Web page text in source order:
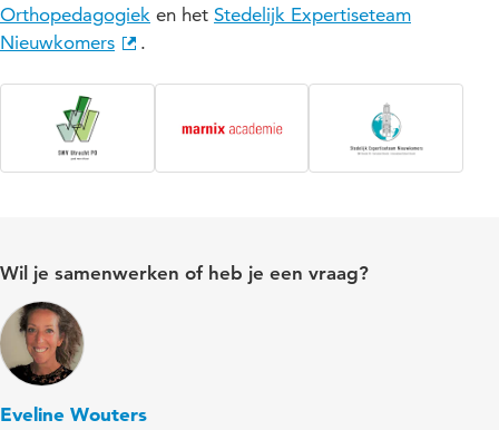
Orthopedagogiek en het Stedelijk Expertiseteam
Nieuwkomers
.
Wil je samenwerken of heb je een vraag?
Eveline Wouters